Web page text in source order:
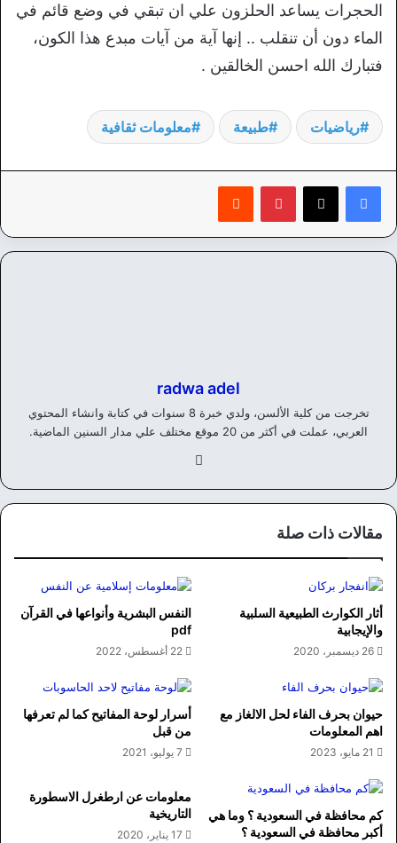
الحجرات يساعد الحلزون علي ان تبقي في وضع قائم في
الماء دون أن تنقلب .. إنها آية من آيات مبدع هذا الكون،
فتبارك الله احسن الخالقين .
رياضيات طبيعة معلومات ثقافية
بينتيريست
radwa adel
تخرجت من كلية الألسن، ولدي خبرة 8 سنوات في كتابة وانشاء المحتوي
العربي، عملت في أكثر من 20 موقع مختلف علي مدار السنين الماضية.
وك
مقالات ذات صلة
أثار الكوارث الطبيعية السلبية
والإيجابية
26 ديسمبر، 2020
النفس البشرية وأنواعها في القرآن
pdf
22 أغسطس، 2022
حيوان بحرف الفاء لحل الالغاز مع
اهم المعلومات
21 مايو، 2023
أسرار لوحة المفاتيح كما لم تعرفها
من قبل
7 يوليو، 2021
كم محافظة في السعودية ؟ وما هي
أكبر محافظة في السعودية ؟
معلومات عن ارطغرل الاسطورة
التاريخية
17 يناير، 2020